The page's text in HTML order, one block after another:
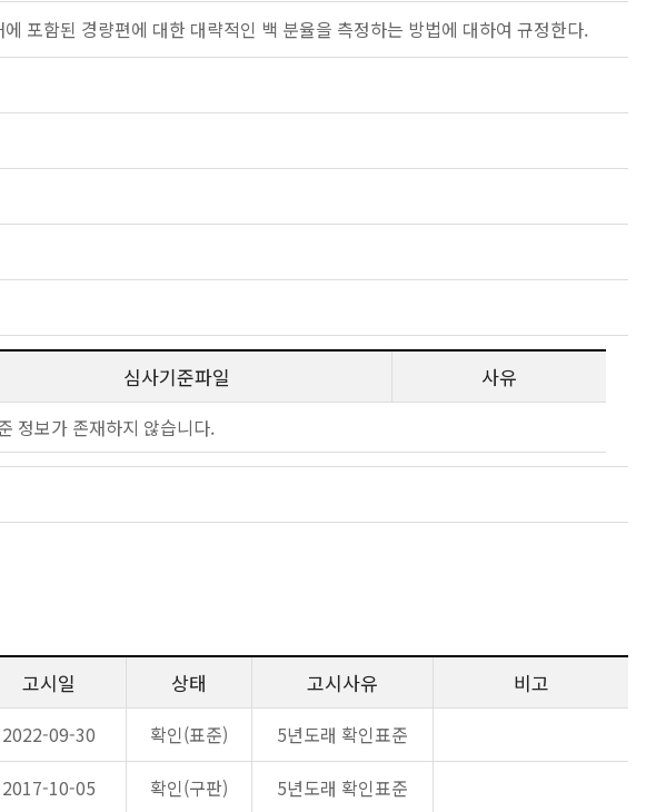
포함된 경량편에 대한 대략적인 백 분율을 측정하는 방법에 대하여 규정한다.
심사기준파일 사유
정보가 존재하지 않습니다.
고시일 상태 고시사유 비고
2022-09-30 확인(표준) 5년도래 확인표준
2017-10-05 확인(구판) 5년도래 확인표준